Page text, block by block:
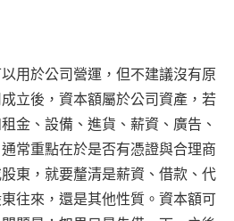
用於公司營運，但不建議沒有原
立後，資本額屬於公司資產，若
金、設備、進貨、薪資、廣告、
常重點在於是否有憑證與合理商
東，就要釐清是薪資、借款、代
往來，還是其他性質。資本額可